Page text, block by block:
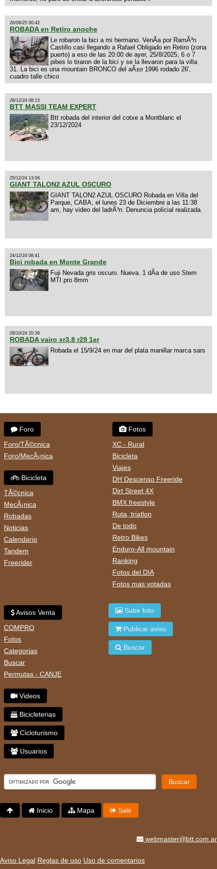
26/08/25 00:42
ROBADA en Retiro anoche
Le robaron la bici a mi hermano. VenÃ­a por RamÃ³n
Castillo casi llegando a Rafael Obligado en Retiro (zona
puerto) a eso de las 20:00 de ayer, 25/8/2025, 6 o 7
pibes lo tiraron de la bici y se la llevaron para la villa
31. La bici es una mountain BRONCO del aÃ±o 1996 rodado 26',
cuadro talle chico
26/12/24 08:13
BTT MASSI TEAM EXPERT
Btt robada del interior del cotxe a Montblanc el
23/12/2024
25/12/24 13:04
GIANT TALON2 AZUL OSCURO
GIANT TALON2 AZUL OSCURO Robada en Villa del
Parque, CABA, el lunes 23 de Diciembre a las 11:38
am, hay video del ladrÃ³n. Denuncia policial realizada.
24/12/24 08:41
Bici robada en Monte Grande
Fuji Nevada gris oscuro. Nueva. 1 dÃ­a de uso Stem
MTI pro 8mm
28/10/24 20:39
ROBADA vairo xr3.8 r29 1er
Robada el 15/9/24 en mar del plata manillar marca sars
Foro
Foro/TÃ©cnica
Foro/MecÃ¡nica
Bicicleta
TÃ©cnica
MecÃ¡nica
Robadas
Noticias
Calendario
Tandem
Freerider
Fotos
XC - Rural
Bicicleta
Viajes
DH Descenso Freeride
Dirt Street 4X
BMX freestyle
Ruta, triatlon
De todo
Retro Bikes
Enduro-All mountain
Ranking
Fotos del DIA
Fotos mas votadas
Avisos Venta
COMPRO
Fotos
Categorias
Buscar
Permutas - CANJE
Videos
Bicicleterias
Cicloturismo
Usuarios
Subir foto
Publicar aviso
Buscar
Buscar
Inicio Mapa Salir
webmaster@btt.com.ar
Aviso Legal Reglas de uso Uso de comentarios